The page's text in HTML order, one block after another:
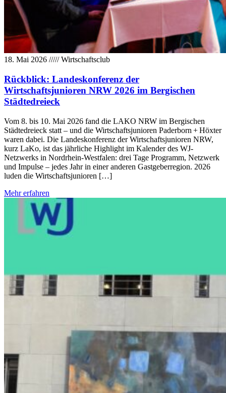
18. Mai 2026 /////Wirtschaftsclub
Rückblick: Landeskonferenz der
Wirtschaftsjunioren NRW 2026 im Bergischen
Städtedreieck
Vom 8. bis 10. Mai 2026 fand die LAKO NRW im Bergischen
Städtedreieck statt – und die Wirtschaftsjunioren Paderborn + Höxter
waren dabei. Die Landeskonferenz der Wirtschaftsjunioren NRW,
kurz LaKo, ist das jährliche Highlight im Kalender des WJ-
Netzwerks in Nordrhein-Westfalen: drei Tage Programm, Netzwerk
und Impulse – jedes Jahr in einer anderen Gastgeberregion. 2026
luden die Wirtschaftsjunioren […]
Mehr erfahren